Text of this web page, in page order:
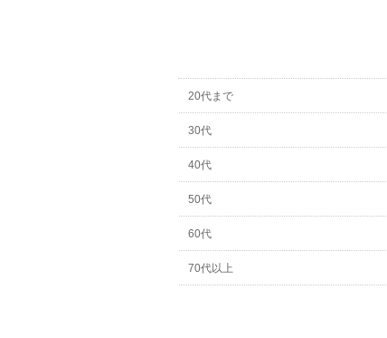
20代まで
30代
40代
50代
60代
70代以上